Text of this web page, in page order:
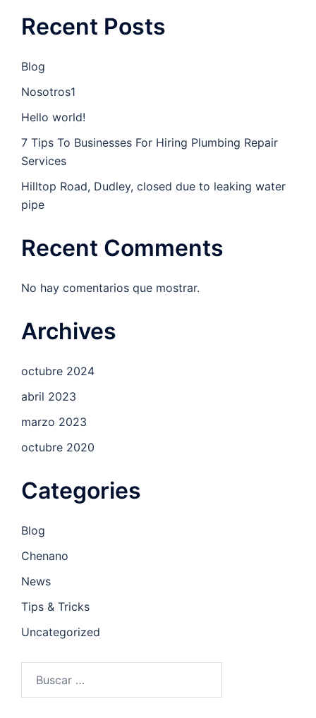
Recent Posts
Blog
Nosotros1
Hello world!
7 Tips To Businesses For Hiring Plumbing Repair
Services
Hilltop Road, Dudley, closed due to leaking water
pipe
Recent Comments
No hay comentarios que mostrar.
Archives
octubre 2024
abril 2023
marzo 2023
octubre 2020
Categories
Blog
Chenano
News
Tips & Tricks
Uncategorized